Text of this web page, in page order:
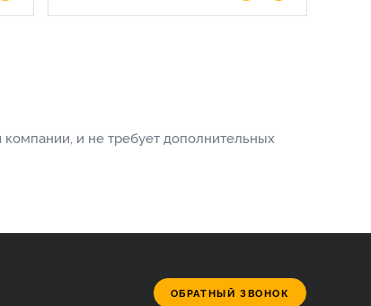
и не требует дополнительных
ОБРАТНЫЙ ЗВОНОК